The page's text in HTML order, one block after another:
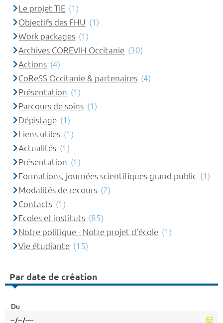
Le projet TIE (1)
Objectifs des FHU (1)
Work packages (1)
Archives COREVIH Occitanie (30)
Actions (4)
CoReSS Occitanie & partenaires (4)
Présentation (1)
Parcours de soins (1)
Dépistage (1)
Liens utiles (1)
Actualités (1)
Présentation (1)
Formations, journées scientifiques grand public (1)
Modalités de recours (2)
Contacts (1)
Ecoles et instituts (85)
Notre politique - Notre projet d'école (1)
Vie étudiante (15)
Par date de création
Du